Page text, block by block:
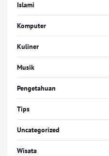
Islami
Komputer
Kuliner
Musik
Pengetahuan
Tips
Uncategorized
Wisata